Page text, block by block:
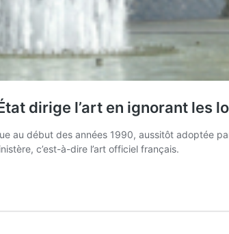
dirige l’art en ignorant les
au début des années 1990, aussitôt adoptée
c’est-à-dire l’art officiel français.